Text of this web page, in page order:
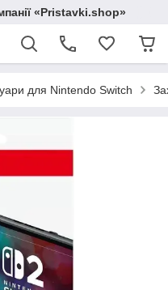
«Pristavki.shop»
для Nintendo Switch